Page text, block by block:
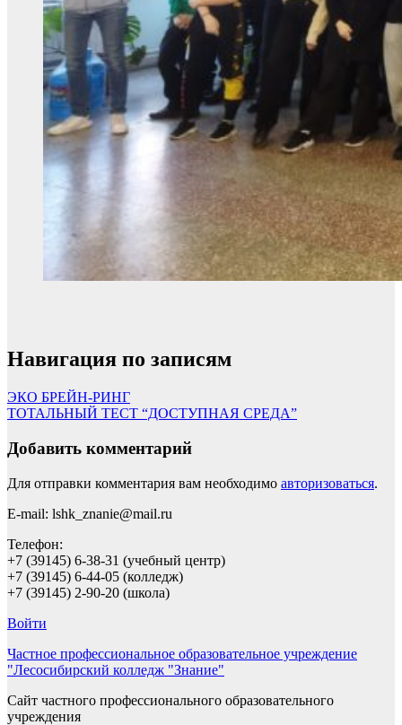
Навигация по записям
ЭКО БРЕЙН-РИНГ
ТОТАЛЬНЫЙ ТЕСТ “ДОСТУПНАЯ СРЕДА”
Добавить комментарий
Для отправки комментария вам необходимо авторизоваться.
E-mail: lshk_znanie@mail.ru
Телефон:
+7 (39145) 6-38-31 (учебный центр)
+7 (39145) 6-44-05 (колледж)
+7 (39145) 2-90-20 (школа)
Войти
Частное профессиональное образовательное учреждение
"Лесосибирский колледж "Знание"
Сайт частного профессионального образовательного
учреждения